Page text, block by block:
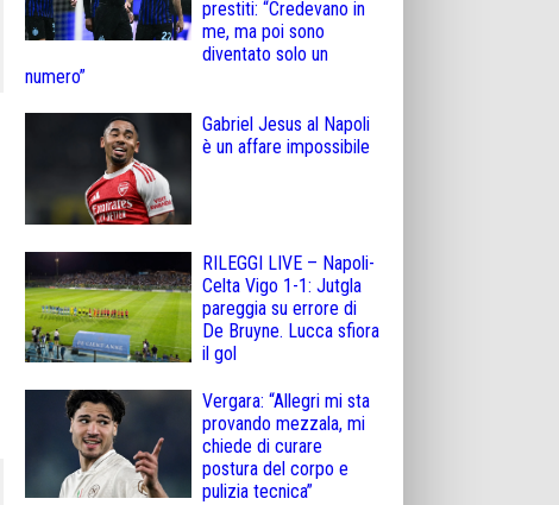
prestiti: “Credevano in
me, ma poi sono
diventato solo un
numero”
Gabriel Jesus al Napoli
è un affare impossibile
RILEGGI LIVE – Napoli-
Celta Vigo 1-1: Jutgla
pareggia su errore di
De Bruyne. Lucca sfiora
il gol
Vergara: “Allegri mi sta
provando mezzala, mi
chiede di curare
postura del corpo e
pulizia tecnica”